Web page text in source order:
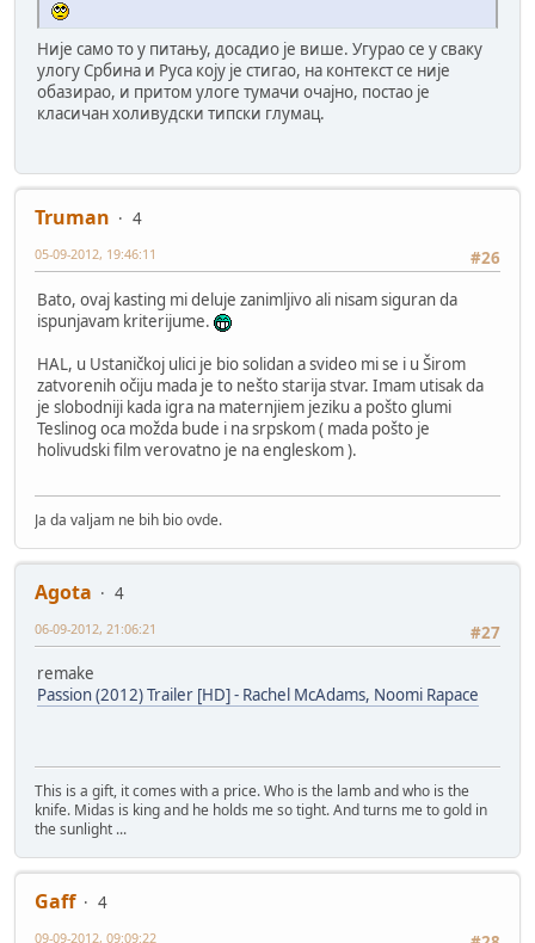
Није само то у питању, досадио је више. Угурао се у сваку
улогу Србина и Руса коју је стигао, на контекст се није
обазирао, и притом улоге тумачи очајно, постао је
класичан холивудски типски глумац.
Truman
4
#26
05-09-2012, 19:46:11
Bato, ovaj kasting mi deluje zanimljivo ali nisam siguran da
ispunjavam kriterijume.
HAL, u Ustaničkoj ulici je bio solidan a svideo mi se i u Širom
zatvorenih očiju mada je to nešto starija stvar. Imam utisak da
je slobodniji kada igra na maternjiem jeziku a pošto glumi
Teslinog oca možda bude i na srpskom ( mada pošto je
holivudski film verovatno je na engleskom ).
Ja da valjam ne bih bio ovde.
Agota
4
#27
06-09-2012, 21:06:21
remake
Passion (2012) Trailer [HD] - Rachel McAdams, Noomi Rapace
This is a gift, it comes with a price. Who is the lamb and who is the
knife. Midas is king and he holds me so tight. And turns me to gold in
the sunlight ...
Gaff
4
09-09-2012, 09:09:22